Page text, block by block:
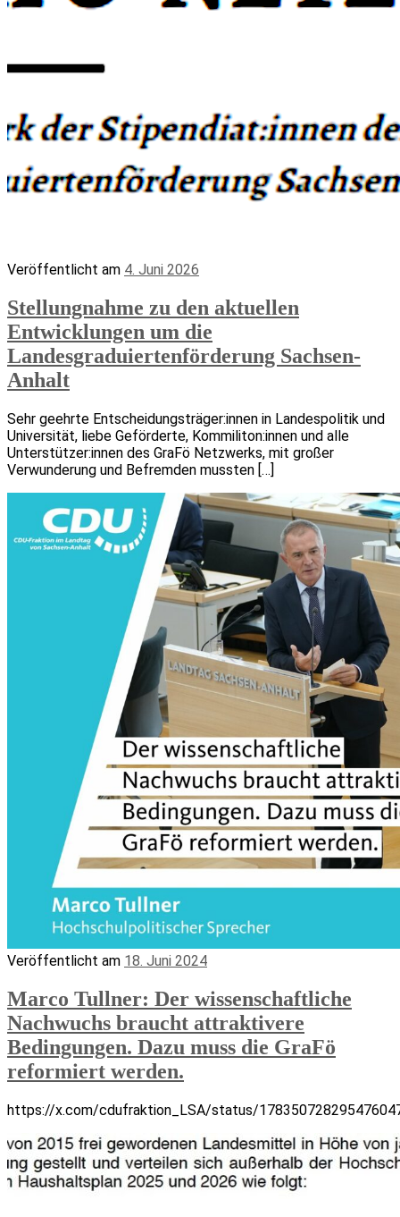
Veröffentlicht am 4. Juni 2026
Stellungnahme zu den aktuellen
Entwicklungen um die
Landesgraduiertenförderung Sachsen-
Anhalt
Sehr geehrte Entscheidungsträger:innen in Landespolitik und
Universität, liebe Geförderte, Kommiliton:innen und alle
Unterstützer:innen des GraFö Netzwerks, mit großer
Verwunderung und Befremden mussten […]
Veröffentlicht am 18. Juni 2024
Marco Tullner: Der wissenschaftliche
Nachwuchs braucht attraktivere
Bedingungen. Dazu muss die GraFö
reformiert werden.
https://x.com/cdufraktion_LSA/status/